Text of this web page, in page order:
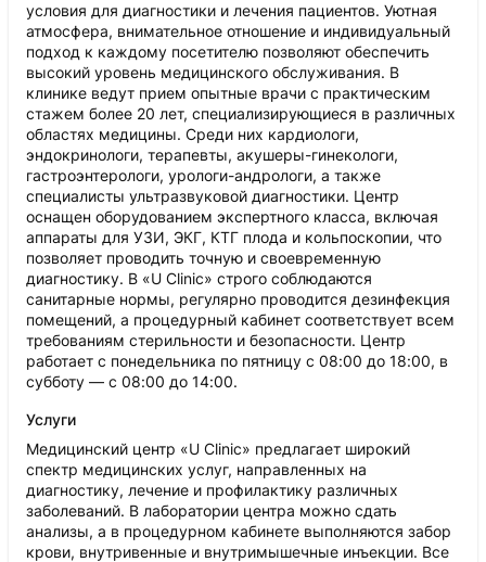
условия для диагностики и лечения пациентов. Уютная
атмосфера, внимательное отношение и индивидуальный
подход к каждому посетителю позволяют обеспечить
высокий уровень медицинского обслуживания. В
клинике ведут прием опытные врачи с практическим
стажем более 20 лет, специализирующиеся в различных
областях медицины. Среди них кардиологи,
эндокринологи, терапевты, акушеры-гинекологи,
гастроэнтерологи, урологи-андрологи, а также
специалисты ультразвуковой диагностики. Центр
оснащен оборудованием экспертного класса, включая
аппараты для УЗИ, ЭКГ, КТГ плода и кольпоскопии, что
позволяет проводить точную и своевременную
диагностику. В «U Clinic» строго соблюдаются
санитарные нормы, регулярно проводится дезинфекция
помещений, а процедурный кабинет соответствует всем
требованиям стерильности и безопасности. Центр
работает с понедельника по пятницу с 08:00 до 18:00, в
субботу — с 08:00 до 14:00.
Услуги
Медицинский центр «U Clinic» предлагает широкий
спектр медицинских услуг, направленных на
диагностику, лечение и профилактику различных
заболеваний. В лаборатории центра можно сдать
анализы, а в процедурном кабинете выполняются забор
крови, внутривенные и внутримышечные инъекции. Все